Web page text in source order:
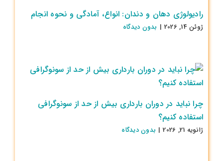
رادیولوژی دهان و دندان: انواع، آمادگی و نحوه انجام
ژوئن 14, 2026 | بدون ديدگاه
چرا نباید در دوران بارداری بیش از حد از سونوگرافی
استفاده کنیم؟
ژانویه 21, 2026 | بدون ديدگاه